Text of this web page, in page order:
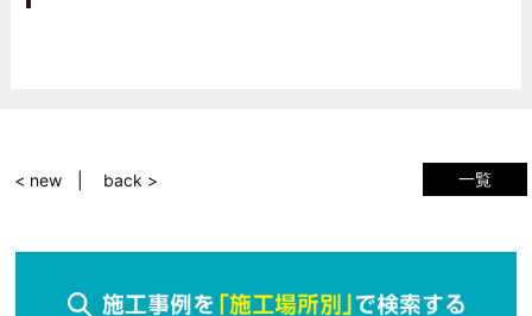
一覧
< new back >